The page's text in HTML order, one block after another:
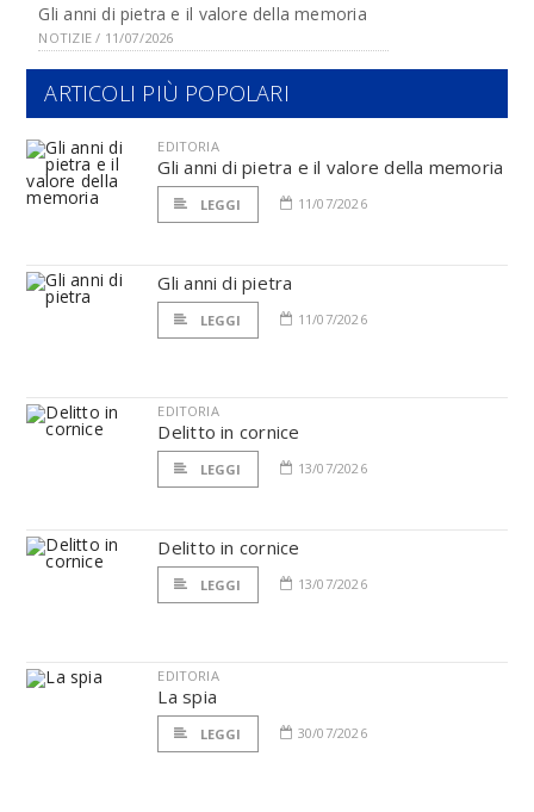
Gli anni di pietra e il valore della memoria
NOTIZIE / 11/07/2026
ARTICOLI PIÙ POPOLARI
EDITORIA
Gli anni di pietra e il valore della memoria
LEGGI 11/07/2026
Gli anni di pietra
LEGGI 11/07/2026
EDITORIA
Delitto in cornice
LEGGI 13/07/2026
Delitto in cornice
LEGGI 13/07/2026
EDITORIA
La spia
LEGGI 30/07/2026